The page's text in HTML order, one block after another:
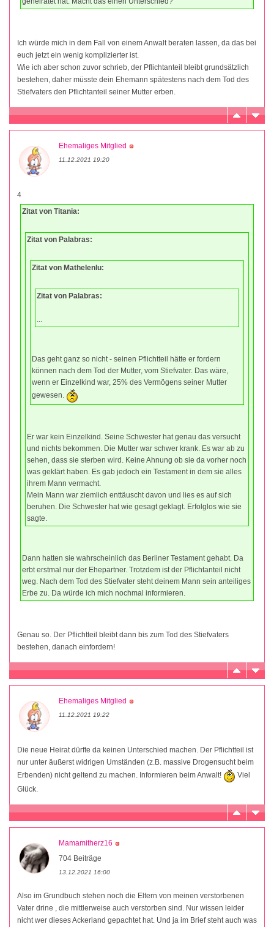
Ich würde mich in dem Fall von einem Anwalt beraten lassen, da das bei
euch jetzt ein wenig komplizierter ist.
Wie ich aber schon zuvor schrieb, der Pflichtanteil bleibt grundsätzlich
bestehen, daher müsste dein Ehemann spätestens nach dem Tod des
Stiefvaters den Pflichtanteil seiner Mutter erben.
Ehemaliges Mitglied
11.12.2021 19:20
4
Zitat von Titania:
Zitat von Palabras:
Zitat von Mathelenlu:
Zitat von Palabras:
Das geht ganz so nicht - seinen Pflichtteil hätte er fordern
können nach dem Tod der Mutter, vom Stiefvater. Das wäre,
wenn er Einzelkind war, 25% des Vermögens seiner Mutter
gewesen.
Er war kein Einzelkind. Seine Schwester hat genau das versucht
und nichts bekommen. Die Mutter war schwer krank. Es war ab zu
sehen, dass sie sterben wird. Keine Ahnung ob sie da vorher noch
was geklärt haben. Es gab jedoch ein Testament in dem sie alles
ihrem Mann vermacht.
Mein Mann war ziemlich enttäuscht davon und lies es auf sich
beruhen. Die Schwester hat wie gesagt geklagt. Erfolglos wie sie
sagte.
Dann hatten sie wahrscheinlich das Berliner Testament gehabt. Da
erbt erstmal nur der Ehepartner. Trotzdem ist der Pflichtanteil nicht
weg. Nach dem Tod des Stiefvater steht deinem Mann sein anteiliges
Erbe zu. Da würde ich mich nochmal informieren.
Genau so. Der Pflichtteil bleibt dann bis zum Tod des Stiefvaters
bestehen, danach einfordern!
Ehemaliges Mitglied
11.12.2021 19:22
Die neue Heirat dürfte da keinen Unterschied machen. Der Pflichtteil ist
nur unter äußerst widrigen Umständen (z.B. massive Drogensucht beim
Erbenden) nicht geltend zu machen. Informieren beim Anwalt!
Viel
Glück.
Mamamitherz16
704 Beiträge
13.12.2021 16:00
Also im Grundbuch stehen noch die Eltern von meinen verstorbenen
Vater drine , die mittlerweise auch verstorben sind. Nur wissen leider
nicht wer dieses Ackerland gepachtet hat. Und ja im Brief steht auch was